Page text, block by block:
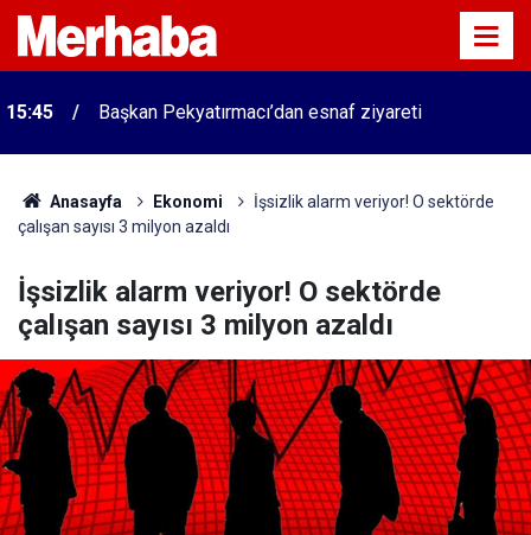
15:45 Başkan Pekyatırmacı’dan esnaf ziyareti
Anasayfa Ekonomi
İşsizlik alarm veriyor! O sektörde
çalışan sayısı 3 milyon azaldı
İşsizlik alarm veriyor! O sektörde
çalışan sayısı 3 milyon azaldı